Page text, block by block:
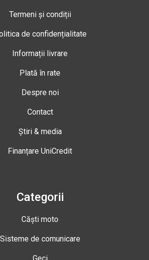
Termeni și condiții
de confidențialitate
Informații livrare
Plată în rate
Despre noi
Contact
Știri & media
Finanțare UniCredit
Categorii
Căști moto
Sisteme de comunicare